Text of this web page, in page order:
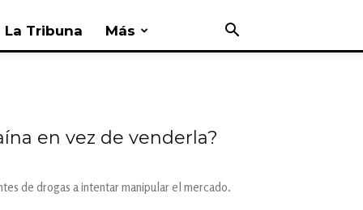
La Tribuna Más
en vez de venderla?
de drogas a intentar manipular el mercado.